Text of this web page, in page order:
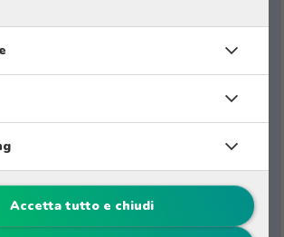
Accetta tutto e chiudi
l'unzione con l'olio o
cero battesimale